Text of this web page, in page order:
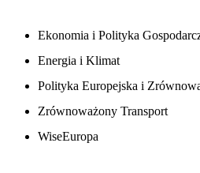
Ekonomia i Polityka
Energia i Klimat
Polityka Europejska i
Zrównoważony Transport
WiseEuropa